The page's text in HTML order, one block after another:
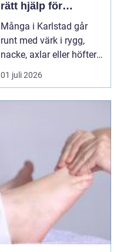
rätt hjälp för
kroppen
Många i Karlstad går
runt med värk i rygg,
nacke, axlar eller höfter
utan att söka hjälp.
Andra har råkat ut för en
släppa. En legitimerad
sjukgymnast kan då
göra stor skillnad.
Genom n...
01 juli 2026